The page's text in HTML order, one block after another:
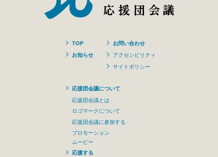
TOP
お知らせ
お問い合わせ
アクセシビリティ
サイトポリシー
応援団会議について
応援団会議とは
ロゴマークについて
応援団会議に参加する
プロモーション
ムービー
応援する